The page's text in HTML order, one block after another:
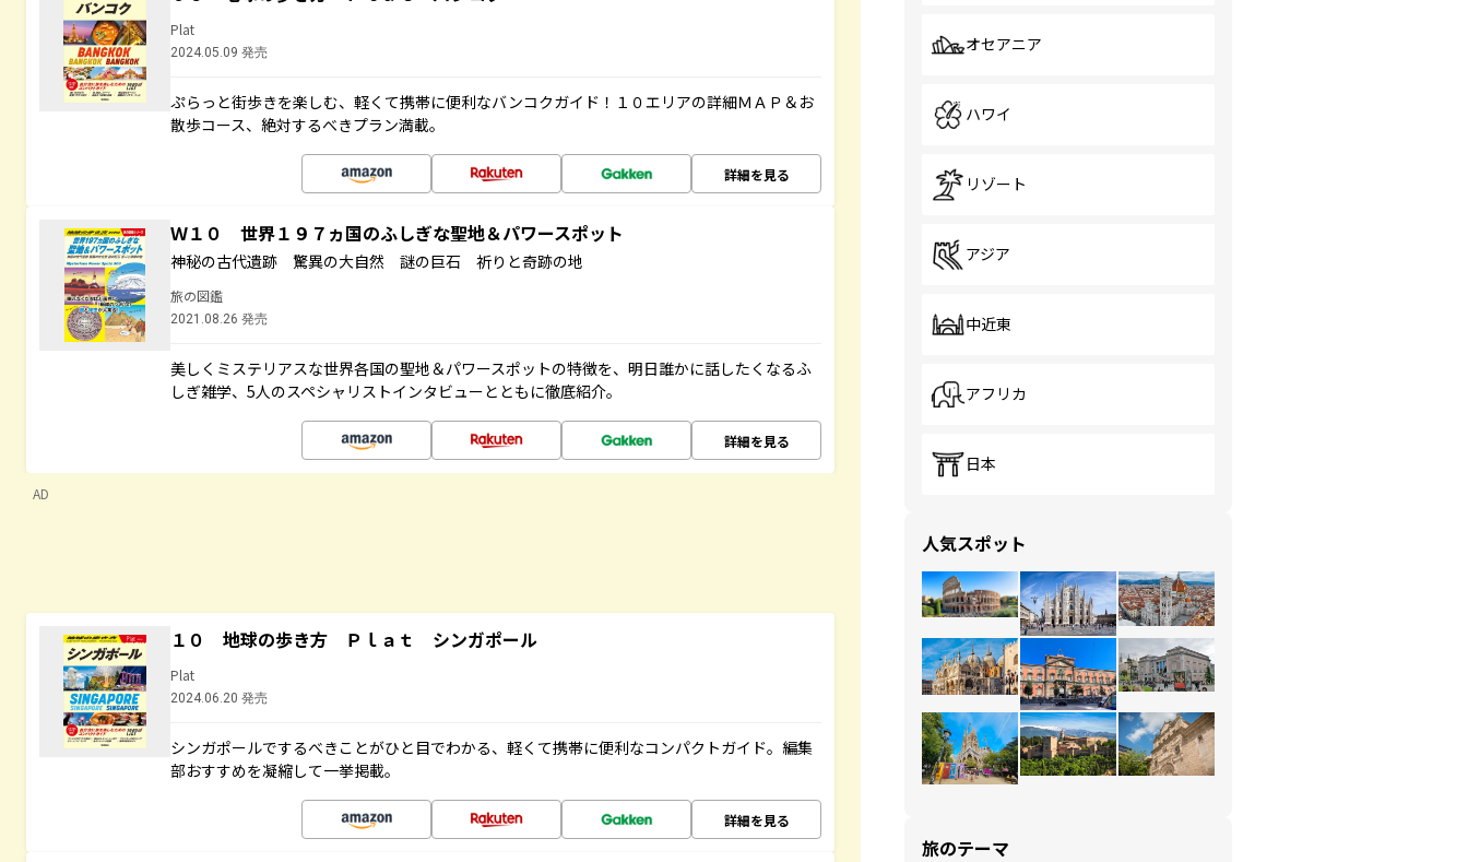
Plat
2024.05.09 発売
ぷらっと街歩きを楽しむ、軽くて携帯に便利なバンコクガイド！１０エリアの詳細ＭＡＰ＆お
散歩コース、絶対するべきプラン満載。
詳細を見る
Ｗ１０ 世界１９７ヵ国のふしぎな聖地＆パワースポット
神秘の古代遺跡 驚異の大自然 謎の巨石 祈りと奇跡の地
旅の図鑑
2021.08.26 発売
美しくミステリアスな世界各国の聖地＆パワースポットの特徴を、明日誰かに話したくなるふ
しぎ雑学、5人のスペシャリストインタビューとともに徹底紹介。
詳細を見る
AD
１０ 地球の歩き方 Ｐｌａｔ シンガポール
Plat
2024.06.20 発売
シンガポールでするべきことがひと目でわかる、軽くて携帯に便利なコンパクトガイド。編集
部おすすめを凝縮して一挙掲載。
詳細を見る
オセアニア
ハワイ
リゾート
アジア
中近東
アフリカ
日本
人気スポット
旅のテーマ